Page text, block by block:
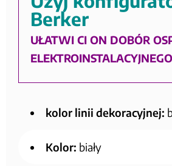
Berker
UŁATWI CI ON DOBÓR
ELEKTROINSTALACYJNEGO
kolor linii dekoracyjnej:
Kolor: biały